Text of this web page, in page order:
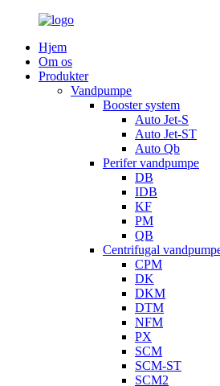
Hjem
Om os
Produkter
Vandpumpe
Booster system
Auto Jet-S
Auto Jet-ST
Auto Qb
Perifer vandpumpe
DB
IDB
KF
PM
QB
Centrifugal
CPM
DK
DKM
DTM
NFM
PX
SCM
SCM-ST
SCM2